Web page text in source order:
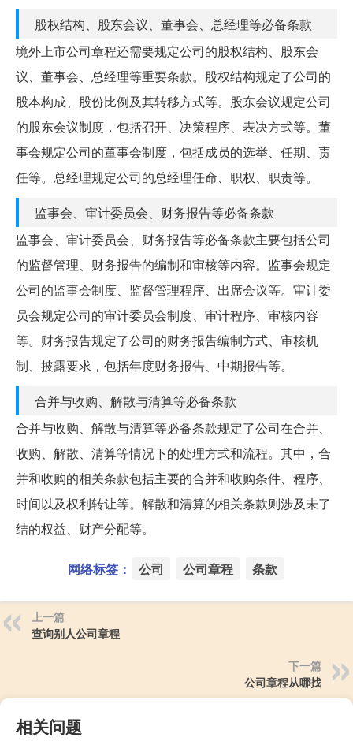
股权结构、股东会议、董事会、总经理等必备条款
境外上市公司章程还需要规定公司的股权结构、股东会
议、董事会、总经理等重要条款。股权结构规定了公司的
股本构成、股份比例及其转移方式等。股东会议规定公司
的股东会议制度，包括召开、决策程序、表决方式等。董
事会规定公司的董事会制度，包括成员的选举、任期、责
任等。总经理规定公司的总经理任命、职权、职责等。
监事会、审计委员会、财务报告等必备条款
监事会、审计委员会、财务报告等必备条款主要包括公司
的监督管理、财务报告的编制和审核等内容。监事会规定
公司的监事会制度、监督管理程序、出席会议等。审计委
员会规定公司的审计委员会制度、审计程序、审核内容
等。财务报告规定了公司的财务报告编制方式、审核机
制、披露要求，包括年度财务报告、中期报告等。
合并与收购、解散与清算等必备条款
合并与收购、解散与清算等必备条款规定了公司在合并、
收购、解散、清算等情况下的处理方式和流程。其中，合
并和收购的相关条款包括主要的合并和收购条件、程序、
时间以及权利转让等。解散和清算的相关条款则涉及未了
结的权益、财产分配等。
网络标签： 公司 公司章程 条款
上一篇
查询别人公司章程
下一篇
公司章程从哪找
相关问题